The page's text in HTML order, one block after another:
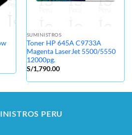
SUMINISTROS
Toner HP 645A C9733A
Magenta LaserJet 5500/5550
12000pg.
S/1,790.00
PERU